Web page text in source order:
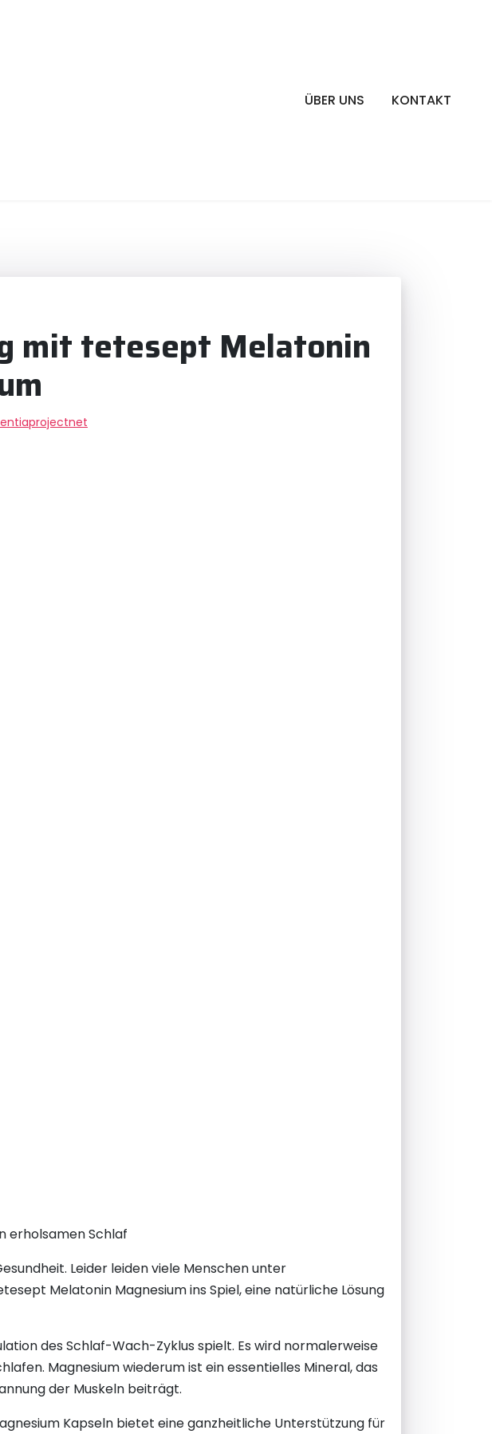
ÜBER UNS KONTAKT
mit tetesept Melatonin
erholsamen Schlaf
Leider leiden viele Menschen unter
Melatonin Magnesium ins Spiel, eine natürliche Lösung
des Schlaf-Wach-Zyklus spielt. Es wird normalerweise
Magnesium wiederum ist ein essentielles Mineral, das
der Muskeln beiträgt.
Kapseln bietet eine ganzheitliche Unterstützung für